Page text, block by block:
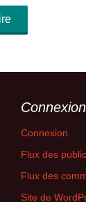
Connexion
Connexion
Flux des
Flux des
Site de